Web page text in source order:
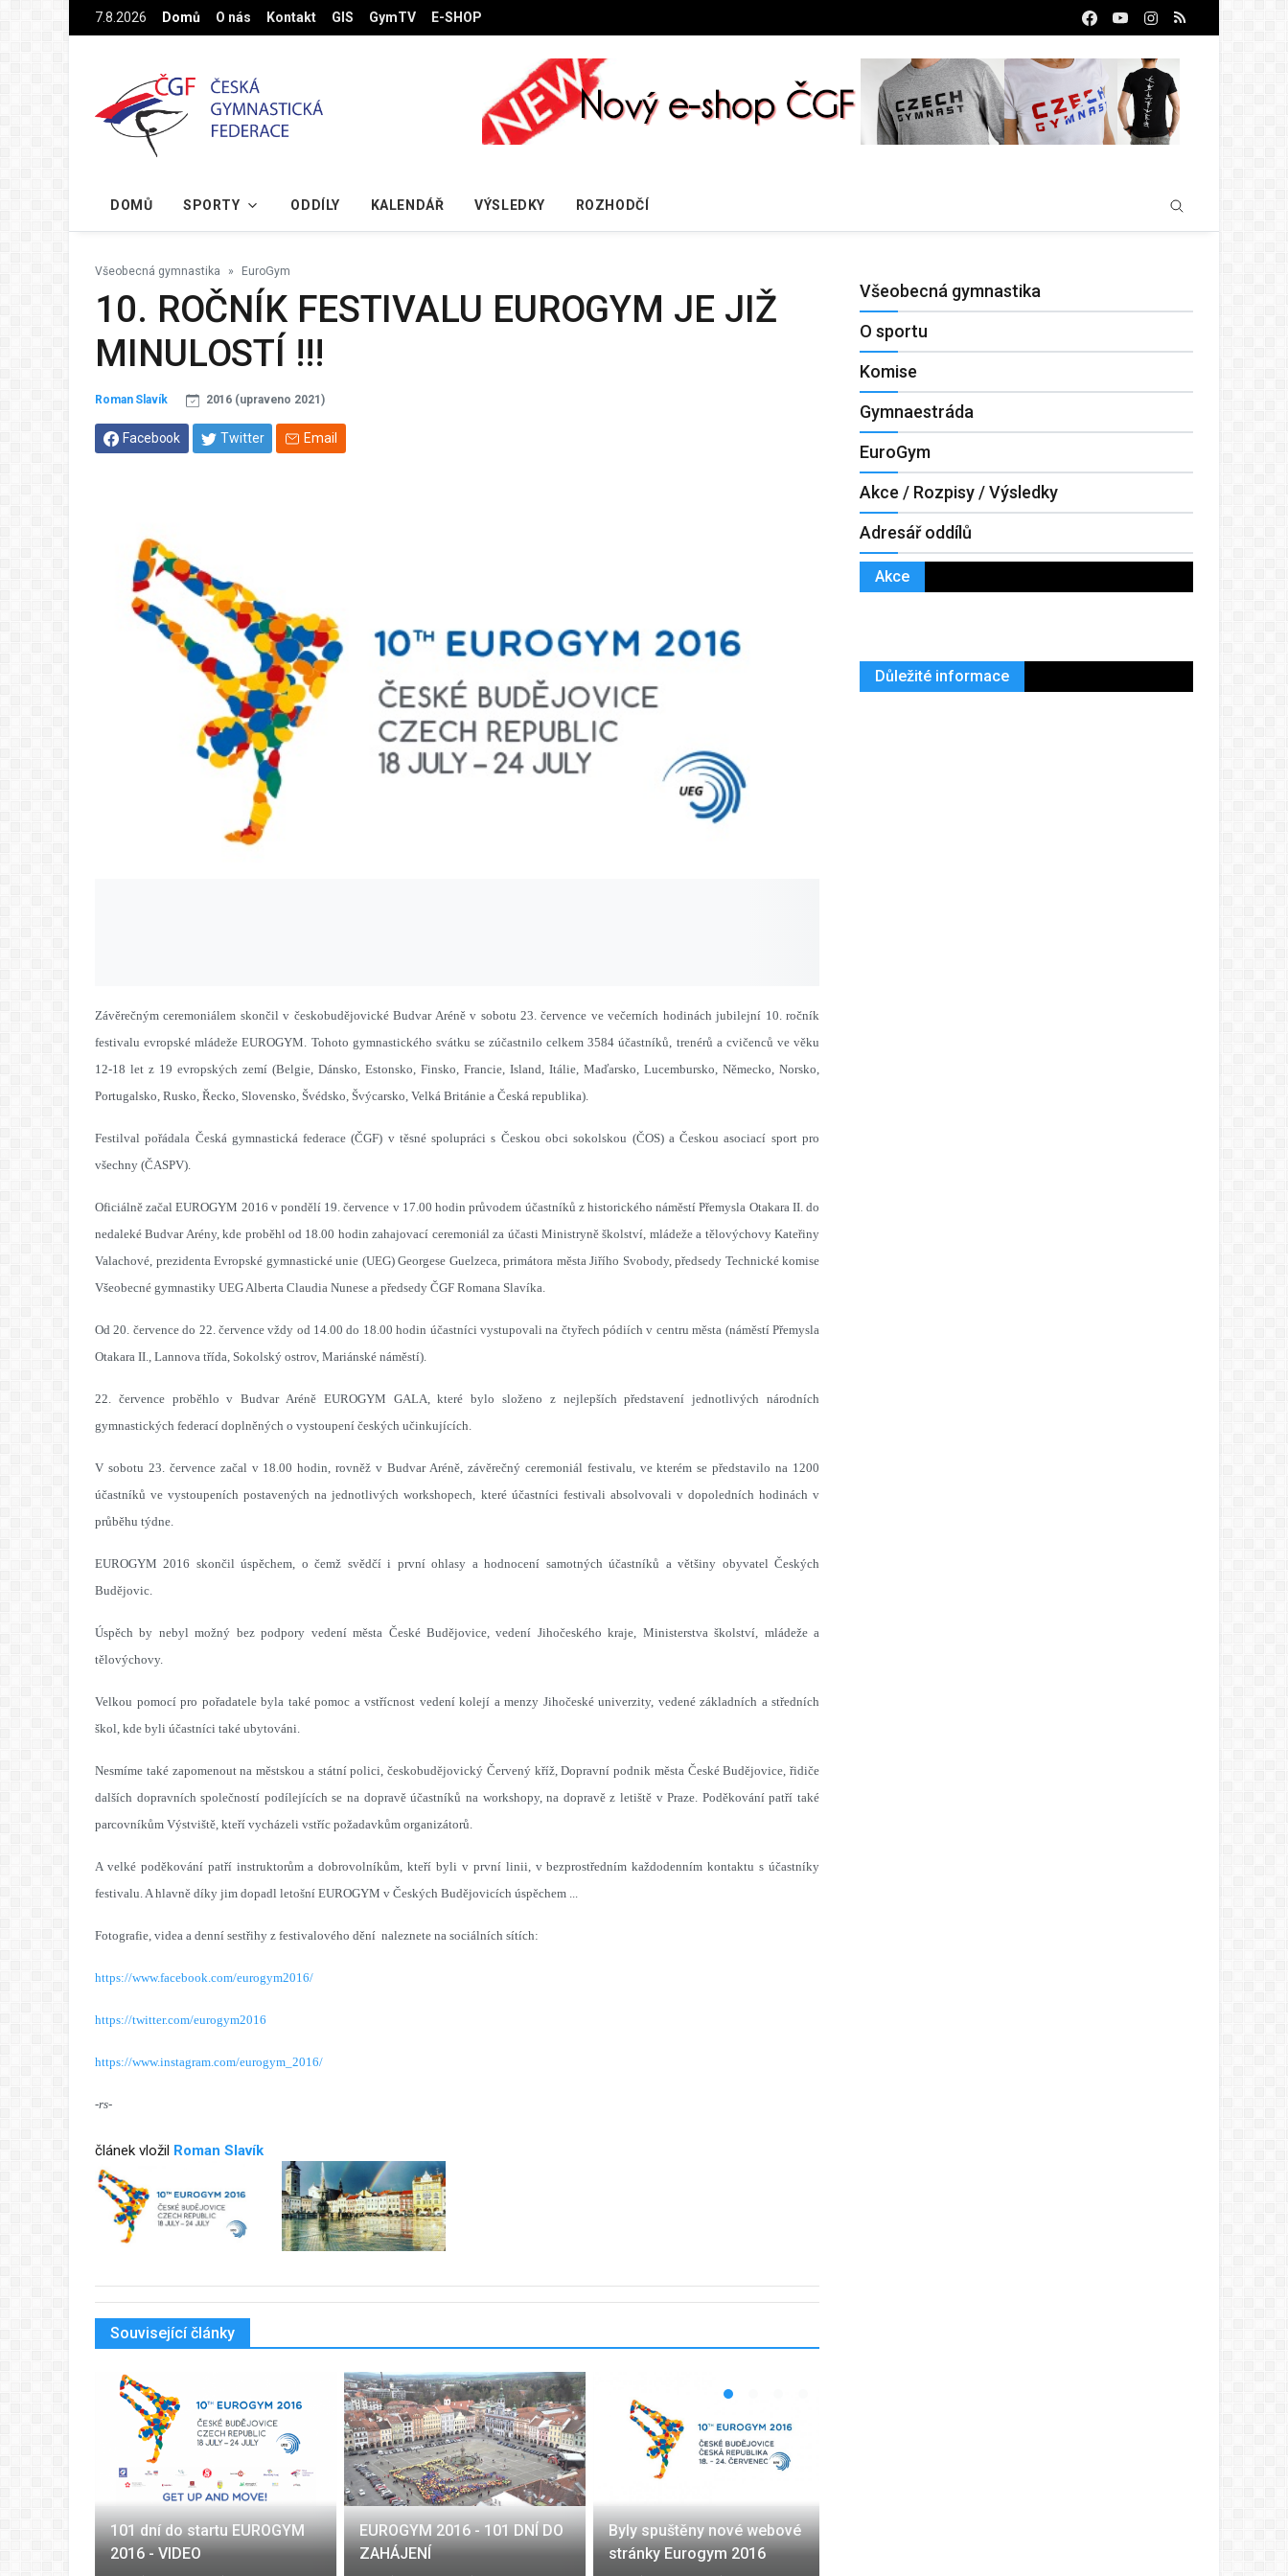
Na hlavní obsah7.8.2026 Domů O nás Kontakt GIS GymTV E-SHOP
DOMŮ SPORTY ODDÍLY KALENDÁŘ VÝSLEDKY ROZHODČÍ
Všeobecná gymnastika EuroGym
10. ROČNÍK FESTIVALU EUROGYM JE JIŽ
MINULOSTÍ !!!
Roman Slavík 2016 (upraveno 2021)
Facebook Twitter Email
Závěrečným ceremoniálem skončil v českobudějovické Budvar Aréně v sobotu 23. července ve večerních hodinách jubilejní 10. ročník
festivalu evropské mládeže EUROGYM. Tohoto gymnastického svátku se zúčastnilo celkem 3584 účastníků, trenérů a cvičenců ve věku
12-18 let z 19 evropských zemí (Belgie, Dánsko, Estonsko, Finsko, Francie, Island, Itálie, Maďarsko, Lucembursko, Německo, Norsko,
Portugalsko, Rusko, Řecko, Slovensko, Švédsko, Švýcarsko, Velká Británie a Česká republika).
Festilval pořádala Česká gymnastická federace (ČGF) v těsné spolupráci s Českou obci sokolskou (ČOS) a Českou asociací sport pro
všechny (ČASPV).
Oficiálně začal EUROGYM 2016 v pondělí 19. července v 17.00 hodin průvodem účastníků z historického náměstí Přemysla Otakara II. do
nedaleké Budvar Arény, kde proběhl od 18.00 hodin zahajovací ceremoniál za účasti Ministryně školství, mládeže a tělovýchovy Kateřiny
Valachové, prezidenta Evropské gymnastické unie (UEG) Georgese Guelzeca, primátora města Jiřího Svobody, předsedy Technické komise
Všeobecné gymnastiky UEG Alberta Claudia Nunese a předsedy ČGF Romana Slavíka.
Od 20. července do 22. července vždy od 14.00 do 18.00 hodin účastníci vystupovali na čtyřech pódiích v centru města (náměstí Přemysla
Otakara II., Lannova třída, Sokolský ostrov, Mariánské náměstí).
22. července proběhlo v Budvar Aréně EUROGYM GALA, které bylo složeno z nejlepších představení jednotlivých národních
gymnastických federací doplněných o vystoupení českých učinkujících.
V sobotu 23. července začal v 18.00 hodin, rovněž v Budvar Aréně, závěrečný ceremoniál festivalu, ve kterém se představilo na 1200
účastníků ve vystoupeních postavených na jednotlivých workshopech, které účastníci festivali absolvovali v dopoledních hodinách v
průběhu týdne.
EUROGYM 2016 skončil úspěchem, o čemž svědčí i první ohlasy a hodnocení samotných účastníků a většiny obyvatel Českých
Budějovic.
Úspěch by nebyl možný bez podpory vedení města České Budějovice, vedení Jihočeského kraje, Ministerstva školství, mládeže a
tělovýchovy.
Velkou pomocí pro pořadatele byla také pomoc a vstřícnost vedení kolejí a menzy Jihočeské univerzity, vedené základních a středních
škol, kde byli účastníci také ubytováni.
Nesmíme také zapomenout na městskou a státní polici, českobudějovický Červený kříž, Dopravní podnik města České Budějovice, řidiče
dalších dopravních společností podílejících se na dopravě účastníků na workshopy, na dopravě z letiště v Praze. Poděkování patří také
parcovníkům Výstviště, kteří vycházeli vstříc požadavkům organizátorů.
A velké poděkování patří instruktorům a dobrovolníkům, kteří byli v první linii, v bezprostředním každodenním kontaktu s účastníky
festivalu. A hlavně díky jim dopadl letošní EUROGYM v Českých Budějovicích úspěchem ...
Fotografie, videa a denní sestřihy z festivalového dění naleznete na sociálních sítích:
https://www.facebook.com/eurogym2016/
https://twitter.com/eurogym2016
https://www.instagram.com/eurogym_2016/
-rs-
článek vložil Roman Slavík
Související články
101 dní do startu EUROGYM
2016 - VIDEO
EUROGYM 2016 - 101 DNÍ DO
ZAHÁJENÍ
Byly spuštěny nové webové
stránky Eurogym 2016
Všeobecná gymnastika
O sportu
Komise
Gymnaestráda
EuroGym
Akce / Rozpisy / Výsledky
Adresář oddílů
Akce
Důležité informace